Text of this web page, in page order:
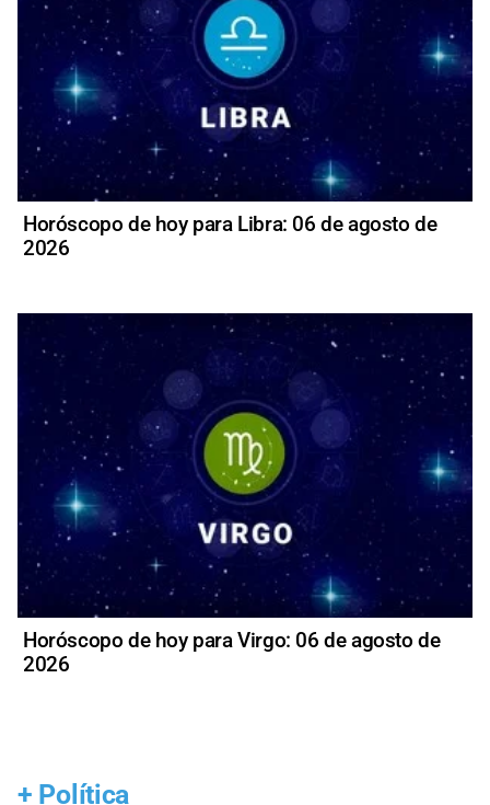
Horóscopo de hoy para Libra: 06 de agosto de
2026
Horóscopo de hoy para Virgo: 06 de agosto de
2026
+ Política